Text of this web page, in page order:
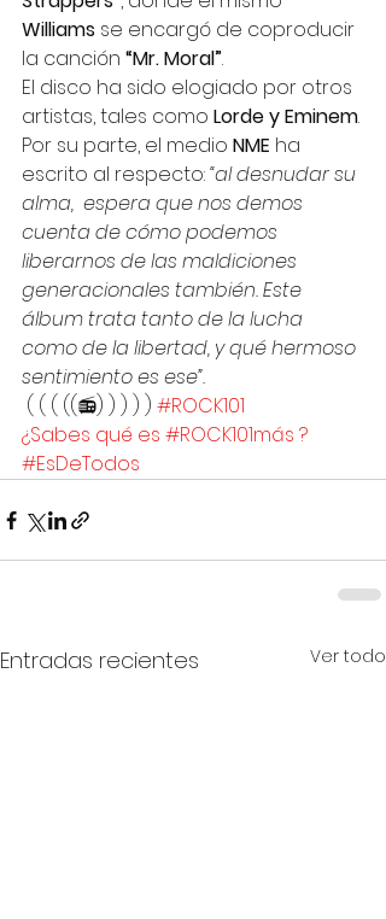
Williams se encargó de coproducir
la canción “Mr. Moral”.
El disco ha sido elogiado por otros
artistas, tales como Lorde y Eminem.
Por su parte, el medio NME ha
escrito al respecto: “al desnudar su
alma,  espera que nos demos
cuenta de cómo podemos
liberarnos de las maldiciones
generacionales también. Este
álbum trata tanto de la lucha
como de la libertad, y qué hermoso
sentimiento es ese”.
( ( ( ((📻) ) ) ) ) #ROCK101
¿Sabes qué es #ROCK101más ?
#EsDeTodos
Entradas recientes Ver todo